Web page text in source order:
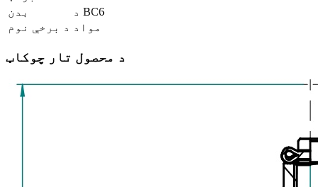
بدن
د BC6
د برخې نوم مواد
د محصول تار چوکاټ